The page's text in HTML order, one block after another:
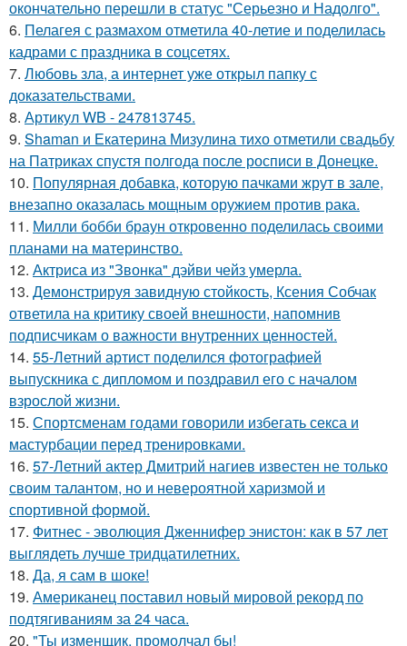
окончательно перешли в статус "Серьезно и Надолго".
6. Пелагея с размахом отметила 40-летие и поделилась
кадрами с праздника в соцсетях.
7. Любовь зла, а интернет уже открыл папку с
доказательствами.
8. Артикул WB - 247813745.
9. Shaman и Екатерина Мизулина тихо отметили свадьбу
на Патриках спустя полгода после росписи в Донецке.
10. Популярная добавка, которую пачками жрут в зале,
внезапно оказалась мощным оружием против рака.
11. Милли бобби браун откровенно поделилась своими
планами на материнство.
12. Актриса из "Звонка" дэйви чейз умерла.
13. Демонстрируя завидную стойкость, Ксения Собчак
ответила на критику своей внешности, напомнив
подписчикам о важности внутренних ценностей.
14. 55-Летний артист поделился фотографией
выпускника с дипломом и поздравил его с началом
взрослой жизни.
15. Спортсменам годами говорили избегать секса и
мастурбации перед тренировками.
16. 57-Летний актер Дмитрий нагиев известен не только
своим талантом, но и невероятной харизмой и
спортивной формой.
17. Фитнес - эволюция Дженнифер энистон: как в 57 лет
выглядеть лучше тридцатилетних.
18. Да, я сам в шоке!
19. Американец поставил новый мировой рекорд по
подтягиваниям за 24 часа.
20. "Ты изменщик, промолчал бы!